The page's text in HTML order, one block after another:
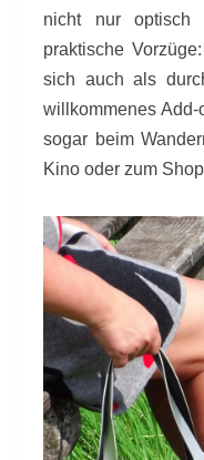
nicht nur optisch
praktische
sich auch als
willkommenes
sogar beim
Kino oder zum